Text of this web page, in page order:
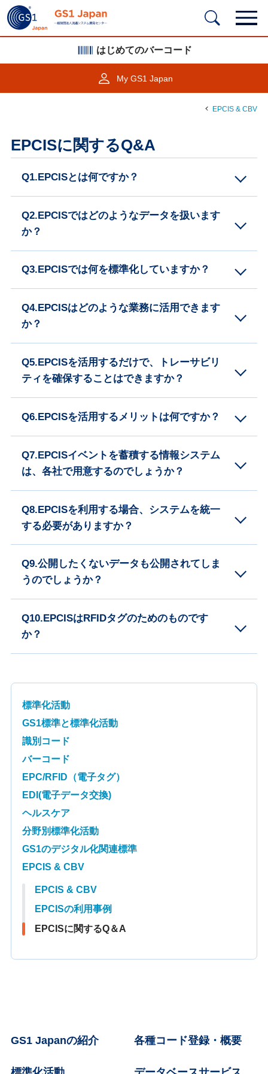
はじめてのバーコード
My GS1 Japan
EPCIS & CBV
EPCISに関するQ&A
Q1.EPCISとは何ですか？
Q2.EPCISではどのようなデータを扱います
か？
Q3.EPCISでは何を標準化していますか？
Q4.EPCISはどのような業務に活用できます
か？
Q5.EPCISを活用するだけで、トレーサビリ
ティを確保することはできますか？
Q6.EPCISを活用するメリットは何ですか？
Q7.EPCISイベントを蓄積する情報システム
は、各社で用意するのでしょうか？
Q8.EPCISを利用する場合、システムを統一
する必要がありますか？
Q9.公開したくないデータも公開されてしま
うのでしょうか？
Q10.EPCISはRFIDタグのためのものです
か？
標準化活動
GS1標準と標準化活動
識別コード
バーコード
EPC/RFID（電子タグ）
EDI(電子データ交換)
ヘルスケア
分野別標準化活動
GS1のデジタル化関連標準
EPCIS & CBV
EPCIS & CBV
EPCISの利用事例
EPCISに関するQ＆A
GS1 Japanの紹介 各種コード登録・概要